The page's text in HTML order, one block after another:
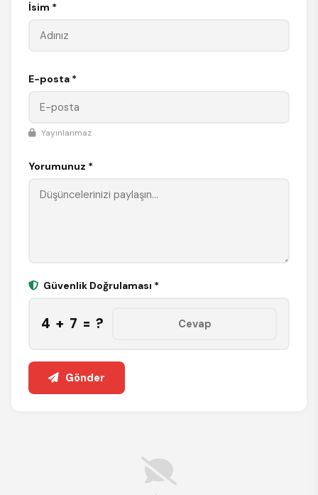
İsim *
E-posta *
Yayınlanmaz
Yorumunuz *
Güvenlik Doğrulaması *
4 + 7 = ?
Gönder